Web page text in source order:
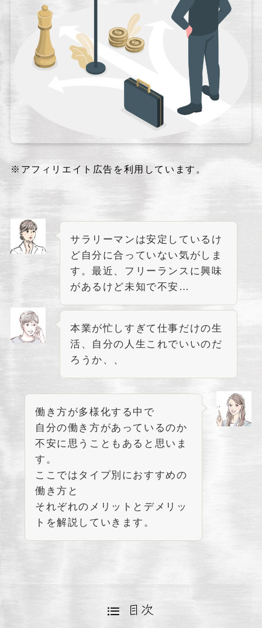
※アフィリエイト広告を利用しています。
サラリーマンは安定しているけ
ど自分に合っていない気がしま
す。最近、フリーランスに興味
があるけど未知で不安…
本業が忙しすぎて仕事だけの生
活、自分の人生これでいいのだ
ろうか、、
働き方が多様化する中で
自分の働き方があっているのか
不安に思うこともあると思いま
す。
ここではタイプ別におすすめの
働き方と
それぞれのメリットとデメリッ
トを解説していきます。
目次